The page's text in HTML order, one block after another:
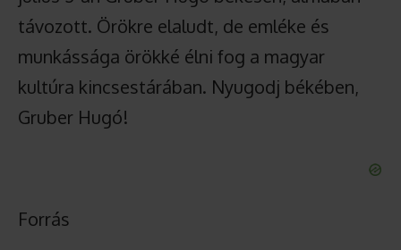
távozott. Örökre elaludt, de emléke és
munkássága örökké élni fog a magyar
kultúra kincsestárában. Nyugodj békében,
Gruber Hugó!
Forrás